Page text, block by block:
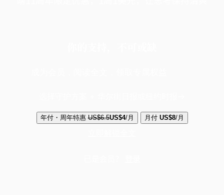
年付・周年特惠 US$6.5US$4/月 月付 US$8/月